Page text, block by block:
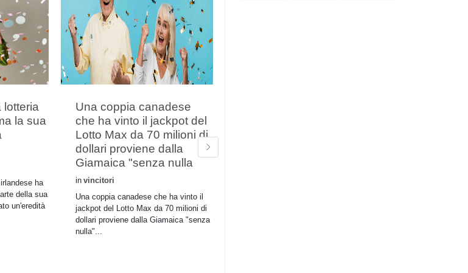
lotteria
la sua
ha
della sua
un'eredità
Una coppia canadese
che ha vinto il jackpot del
Lotto Max da 70 milioni di
dollari proviene dalla
Giamaica "senza nulla
in vincitori
Una coppia canadese che ha vinto il
jackpot del Lotto Max da 70 milioni di
dollari proviene dalla Giamaica "senza
nulla"...